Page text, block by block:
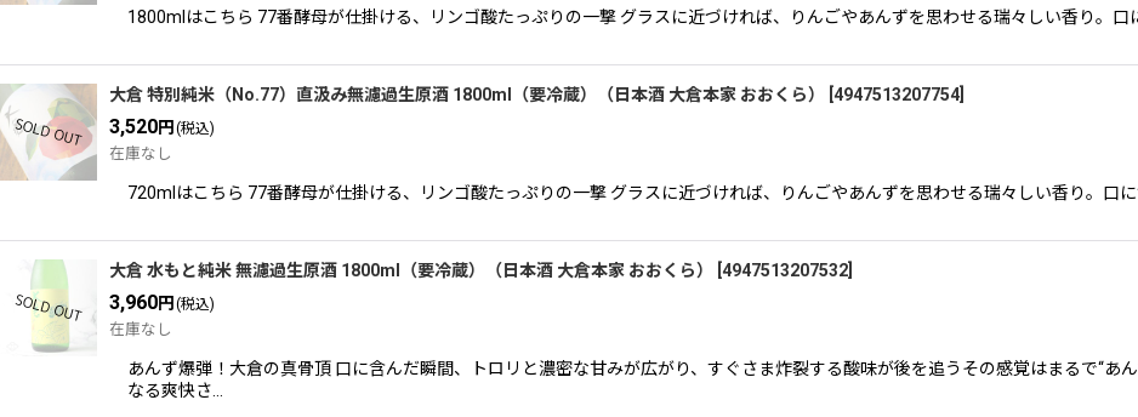
絞り込む
1800mlはこちら 77番酵母が仕掛ける、リンゴ酸たっぷりの一撃 グラスに近づければ、りんごやあんずを思わせる瑞々しい香り。口
大倉 特別純米（No.77）直汲み無濾過生原酒 1800ml（要冷蔵）（日本酒 大倉本家 おおくら） 4947513207754
3,520円 (税込)
在庫なし
720mlはこちら 77番酵母が仕掛ける、リンゴ酸たっぷりの一撃 グラスに近づければ、りんごやあんずを思わせる瑞々しい香り。口
大倉 水もと純米 無濾過生原酒 1800ml（要冷蔵）（日本酒 大倉本家 おおくら） 4947513207532
3,960円 (税込)
在庫なし
あんず爆弾！大倉の真骨頂 口に含んだ瞬間、トロリと濃密な甘みが広がり、すぐさま炸裂する酸味が後を追う――その感覚はまるで“
なる爽快さ…